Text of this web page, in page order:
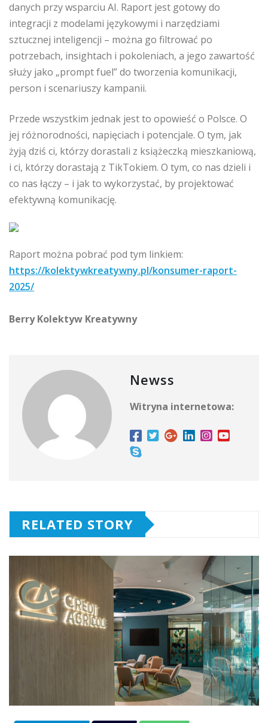
danych przy wsparciu AI. Raport jest gotowy do
integracji z modelami językowymi i narzędziami
sztucznej inteligencji – można go filtrować po
potrzebach, insightach i pokoleniach, a jego zawartość
służy jako „prompt fuel” do tworzenia komunikacji,
person i scenariuszy kampanii.
Przede wszystkim jednak jest to opowieść o Polsce. O
jej różnorodności, napięciach i potencjale. O tym, jak
żyją dziś ci, którzy dorastali z książeczką mieszkaniową,
i ci, którzy dorastają z TikTokiem. O tym, co nas dzieli i
co nas łączy – i jak to wykorzystać, by projektować
efektywną komunikację.
Raport można pobrać pod tym linkiem:
https://kolektywkreatywny.pl/konsumer-raport-
2025/
Berry Kolektyw Kreatywny
Newss
Witryna internetowa:
RELATED STORY